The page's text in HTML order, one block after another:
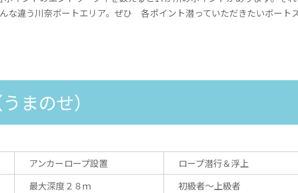
な違う川奈ボートエリア。ぜひ 各ポイント潜っていただきたいボート
まのせ）
アンカーロープ設置
ロープ潜行＆浮上
最大深度２８ｍ 初級者～上級者